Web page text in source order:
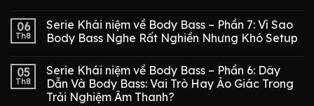
06
Th8
Serie Khái niệm về Body Bass – Phần 7: Vì Sao
Body Bass Nghe Rất Nghiền Nhưng Khó Setup
05
Th8
Serie Khái niệm về Body Bass – Phần 6: Dây
Dẫn Và Body Bass: Vai Trò Hay Ảo Giác Trong
Trải Nghiệm Âm Thanh?